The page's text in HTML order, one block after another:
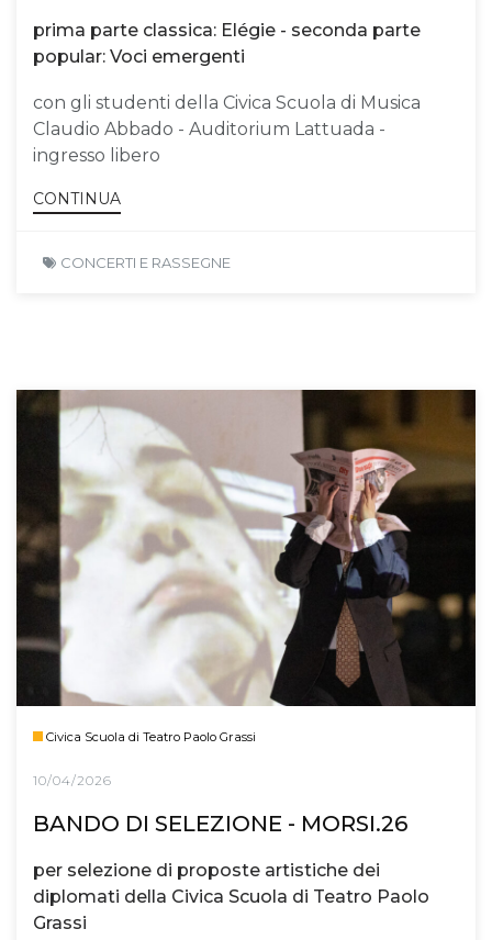
prima parte classica: Elégie - seconda parte
popular: Voci emergenti
con gli studenti della Civica Scuola di Musica
Claudio Abbado - Auditorium Lattuada -
ingresso libero
CONTINUA
CONCERTI E RASSEGNE
Civica Scuola di Teatro Paolo Grassi
10/04/2026
BANDO DI SELEZIONE - MORSI.26
per selezione di proposte artistiche dei
diplomati della Civica Scuola di Teatro Paolo
Grassi